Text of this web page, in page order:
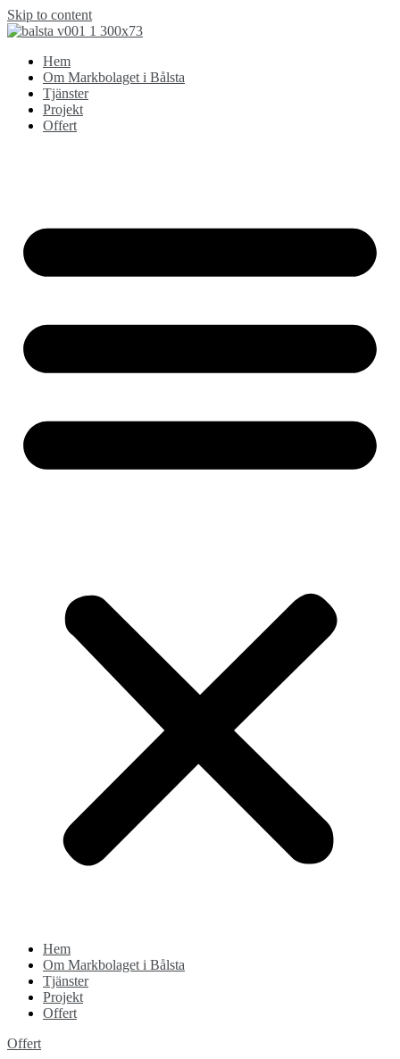
Skip to content
Hem
Om Markbolaget i Bålsta
Tjänster
Projekt
Offert
Hem
Om Markbolaget i Bålsta
Tjänster
Projekt
Offert
Offert